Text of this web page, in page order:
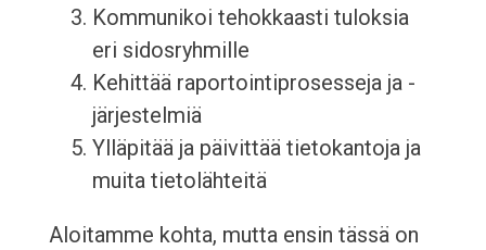
Kommunikoi tehokkaasti tuloksia
eri sidosryhmille
Kehittää raportointiprosesseja ja -
järjestelmiä
Ylläpitää ja päivittää tietokantoja ja
muita tietolähteitä
Aloitamme kohta, mutta ensin tässä on